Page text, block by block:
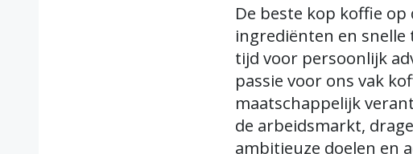
De beste kop koffie
ingrediënten en snelle
tijd voor persoonlijk
passie voor ons vak
maatschappelijk
de arbeidsmarkt,
ambitieuze doelen en